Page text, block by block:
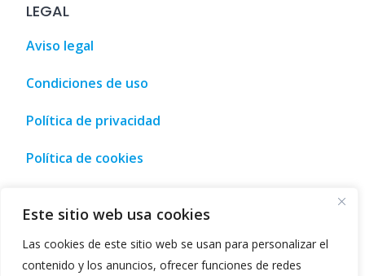
Este sitio web usa cookies
Las cookies de este sitio web se usan para personalizar el
contenido y los anuncios, ofrecer funciones de redes
LEGAL
Aviso legal
Condiciones de uso
Política de privacidad
Política de cookies
, 3D Designs , 3D Home Design ,AI